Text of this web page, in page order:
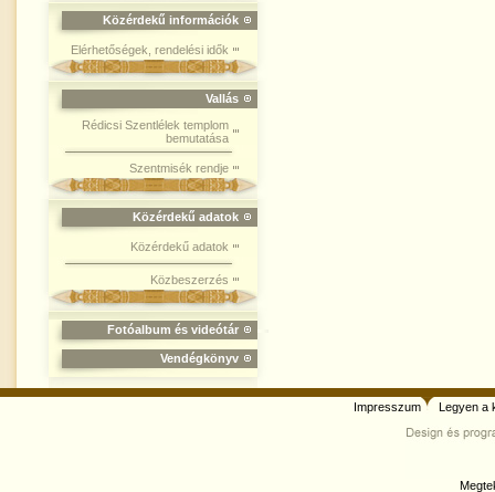
Közérdekű információk
Elérhetőségek, rendelési idők
Vallás
Rédicsi Szentlélek templom
bemutatása
Szentmisék rendje
Közérdekű adatok
Közérdekű adatok
Közbeszerzés
Fotóalbum és videótár
Vendégkönyv
Impresszum Legyen a